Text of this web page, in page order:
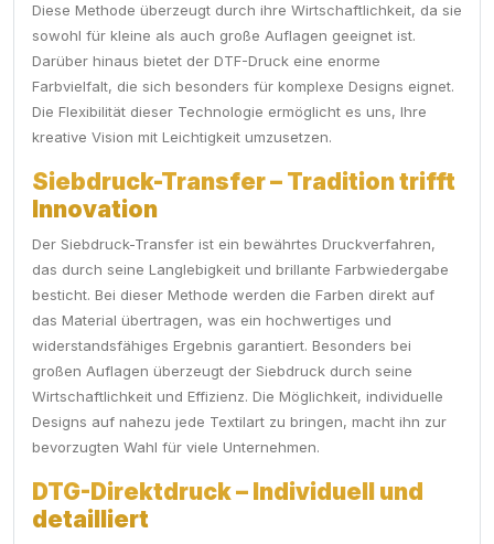
Diese Methode überzeugt durch ihre Wirtschaftlichkeit, da sie
sowohl für kleine als auch große Auflagen geeignet ist.
Darüber hinaus bietet der DTF-Druck eine enorme
Farbvielfalt, die sich besonders für komplexe Designs eignet.
Die Flexibilität dieser Technologie ermöglicht es uns, Ihre
kreative Vision mit Leichtigkeit umzusetzen.
Siebdruck-Transfer – Tradition trifft
Innovation
Der Siebdruck-Transfer ist ein bewährtes Druckverfahren,
das durch seine Langlebigkeit und brillante Farbwiedergabe
besticht. Bei dieser Methode werden die Farben direkt auf
das Material übertragen, was ein hochwertiges und
widerstandsfähiges Ergebnis garantiert. Besonders bei
großen Auflagen überzeugt der Siebdruck durch seine
Wirtschaftlichkeit und Effizienz. Die Möglichkeit, individuelle
Designs auf nahezu jede Textilart zu bringen, macht ihn zur
bevorzugten Wahl für viele Unternehmen.
DTG-Direktdruck – Individuell und
detailliert